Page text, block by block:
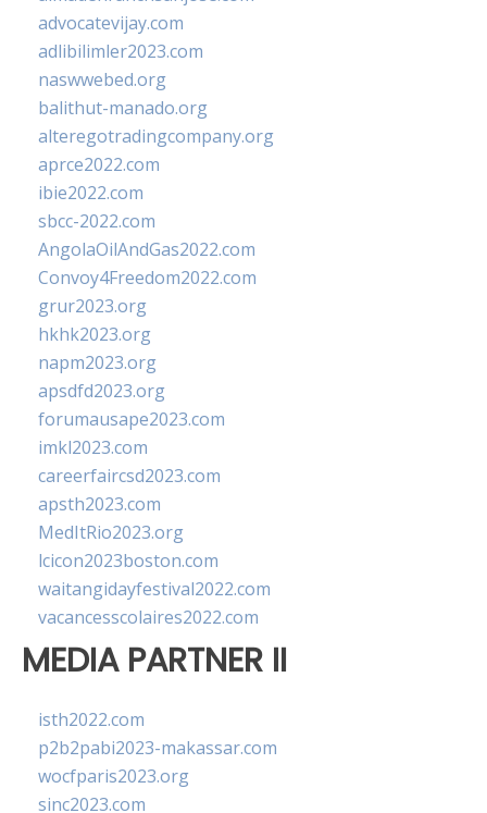
advocatevijay.com
adlibilimler2023.com
naswwebed.org
balithut-manado.org
alteregotradingcompany.org
aprce2022.com
ibie2022.com
sbcc-2022.com
AngolaOilAndGas2022.com
Convoy4Freedom2022.com
grur2023.org
hkhk2023.org
napm2023.org
apsdfd2023.org
forumausape2023.com
imkl2023.com
careerfaircsd2023.com
apsth2023.com
MedItRio2023.org
lcicon2023boston.com
waitangidayfestival2022.com
vacancesscolaires2022.com
MEDIA PARTNER II
isth2022.com
p2b2pabi2023-makassar.com
wocfparis2023.org
sinc2023.com